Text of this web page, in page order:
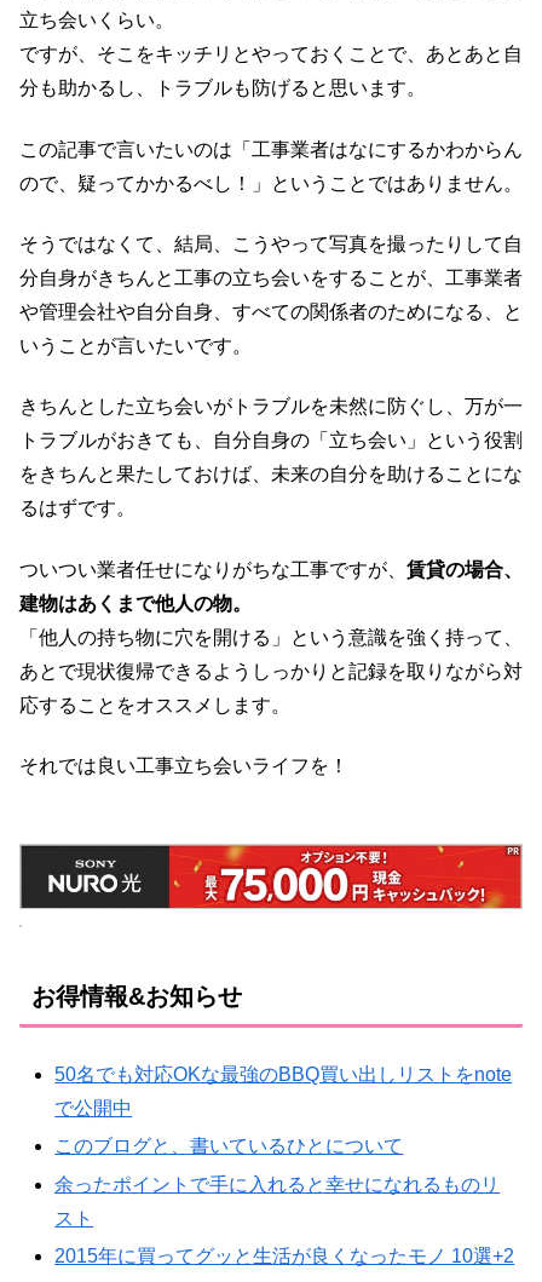
立ち会いくらい。
ですが、そこをキッチリとやっておくことで、あとあと自
分も助かるし、トラブルも防げると思います。
この記事で言いたいのは「工事業者はなにするかわからん
ので、疑ってかかるべし！」ということではありません。
そうではなくて、結局、こうやって写真を撮ったりして自
分自身がきちんと工事の立ち会いをすることが、工事業者
や管理会社や自分自身、すべての関係者のためになる、と
いうことが言いたいです。
きちんとした立ち会いがトラブルを未然に防ぐし、万が一
トラブルがおきても、自分自身の「立ち会い」という役割
をきちんと果たしておけば、未来の自分を助けることにな
るはずです。
ついつい業者任せになりがちな工事ですが、 賃貸の場合、
建物はあくまで他人の物。
「他人の持ち物に穴を開ける」という意識を強く持って、
あとで現状復帰できるようしっかりと記録を取りながら対
応することをオススメします。
それでは良い工事立ち会いライフを！
お得情報&お知らせ
50名でも対応OKな最強のBBQ買い出しリストをnote
で公開中
このブログと、書いているひとについて
余ったポイントで手に入れると幸せになれるものリ
スト
2015年に買ってグッと生活が良くなったモノ 10選+2